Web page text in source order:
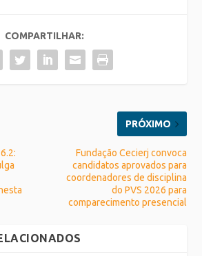
COMPARTILHAR:
PRÓXIMO
Fundação Cecierj convoca
candidatos aprovados para
coordenadores de disciplina
do PVS 2026 para
comparecimento presencial